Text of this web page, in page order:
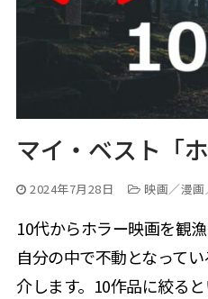
マイ・ベスト「
2024年7月28日 映画／漫
10代からホラー映画を観
自分の中で不動となって
介します。10作品に絞る